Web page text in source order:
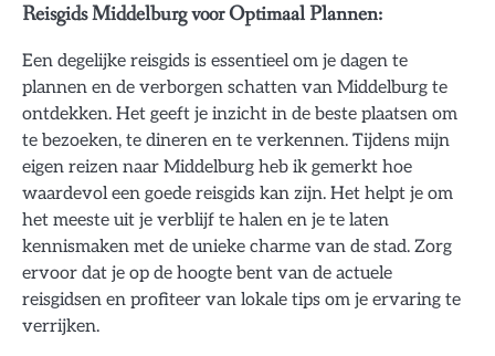
Reisgids Middelburg voor Optimaal Plannen:
Een degelijke reisgids is essentieel om je dagen te
plannen en de verborgen schatten van Middelburg te
ontdekken. Het geeft je inzicht in de beste plaatsen om
te bezoeken, te dineren en te verkennen. Tijdens mijn
eigen reizen naar Middelburg heb ik gemerkt hoe
waardevol een goede reisgids kan zijn. Het helpt je om
het meeste uit je verblijf te halen en je te laten
kennismaken met de unieke charme van de stad. Zorg
ervoor dat je op de hoogte bent van de actuele
reisgidsen en profiteer van lokale tips om je ervaring te
verrijken.